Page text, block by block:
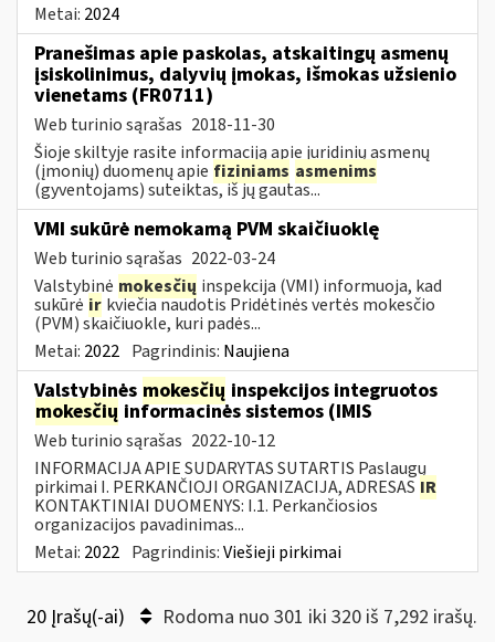
Metai: 2024
Pranešimas apie paskolas, atskaitingų asmenų
įsiskolinimus, dalyvių įmokas, išmokas užsienio
vienetams (FR0711)
Web turinio sąrašas 2018-11-30
Šioje skiltyje rasite informaciją apie juridinių asmenų
(įmonių) duomenų apie fiziniams asmenims
(gyventojams) suteiktas, iš jų gautas...
VMI sukūrė nemokamą PVM skaičiuoklę
Web turinio sąrašas 2022-03-24
Valstybinė mokesčių inspekcija (VMI) informuoja, kad
sukūrė ir kviečia naudotis Pridėtinės vertės mokesčio
(PVM) skaičiuokle, kuri padės...
Metai: 2022 Pagrindinis: Naujiena
Valstybinės mokesčių inspekcijos integruotos
mokesčių informacinės sistemos (IMIS
Web turinio sąrašas 2022-10-12
INFORMACIJA APIE SUDARYTAS SUTARTIS Paslaugų
pirkimai I. PERKANČIOJI ORGANIZACIJA, ADRESAS IR
KONTAKTINIAI DUOMENYS: I.1. Perkančiosios
organizacijos pavadinimas...
Metai: 2022 Pagrindinis:Viešieji pirkimai
20 Įrašų(-ai) Rodoma nuo 301 iki 320 iš 7,292 irašų.